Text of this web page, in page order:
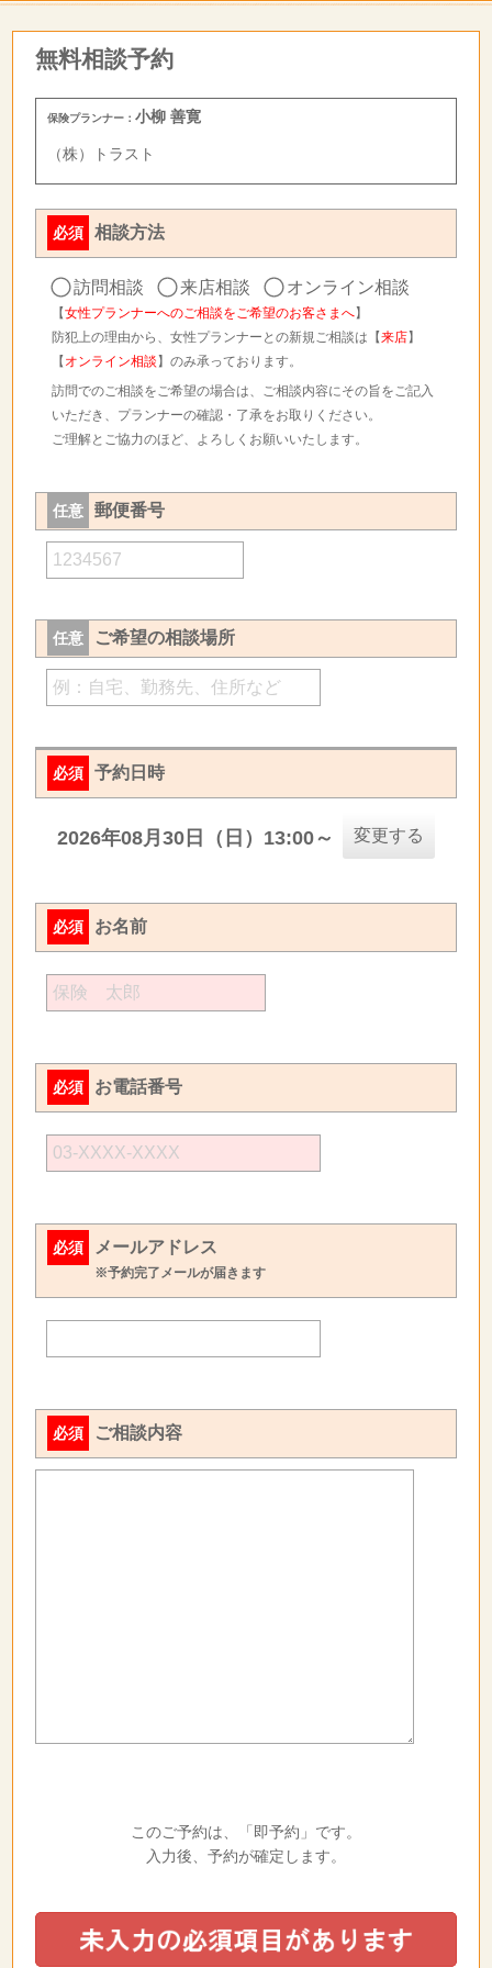
無料相談予約
保険プランナー：小柳 善寛
（株）トラスト
必須 相談方法
訪問相談 来店相談 オンライン相談
【女性プランナーへのご相談をご希望のお客さまへ】
防犯上の理由から、女性プランナーとの新規ご相談は【来店】
【 オンライン相談 】のみ承っております。
訪問でのご相談をご希望の場合は、ご相談内容にその旨をご記入
いただき、プランナーの確認・了承をお取りください。
ご理解とご協力のほど、よろしくお願いいたします。
任意 郵便番号
任意 ご希望の相談場所
必須 予約日時
2026年08月30日（日）13:00～ 変更する
必須 お名前
必須 お電話番号
必須 メールアドレス
※予約完了メールが届きます
必須 ご相談内容
このご予約は、「即予約」です。
入力後、予約が確定します。